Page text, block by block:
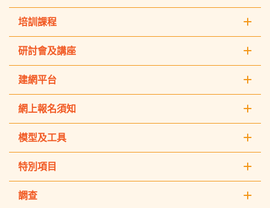
培訓課程
研討會及講座
建網平台
網上報名須知
模型及工具
特別項目
調查